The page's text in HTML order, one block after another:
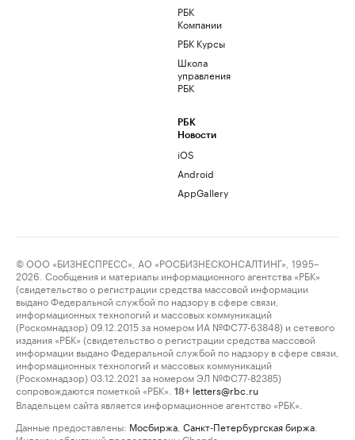
РБК
Компании
РБК Курсы
Школа
управления
РБК
РБК
Новости
iOS
Android
AppGallery
© ООО «БИЗНЕСПРЕСС», АО «РОСБИЗНЕСКОНСАЛТИНГ», 1995–
2026. Сообщения и материалы информационного агентства «РБК»
(свидетельство о регистрации средства массовой информации
выдано Федеральной службой по надзору в сфере связи,
информационных технологий и массовых коммуникаций
(Роскомнадзор) 09.12.2015 за номером ИА №ФС77-63848) и сетевого
издания «РБК» (свидетельство о регистрации средства массовой
информации выдано Федеральной службой по надзору в сфере связи,
информационных технологий и массовых коммуникаций
(Роскомнадзор) 03.12.2021 за номером ЭЛ №ФС77-82385)
сопровождаются пометкой «РБК».
18+ letters@rbc.ru
Владельцем сайта является информационное агентство «РБК».
Данные предоставлены: Мосбиржа Санкт-Петербургская биржа